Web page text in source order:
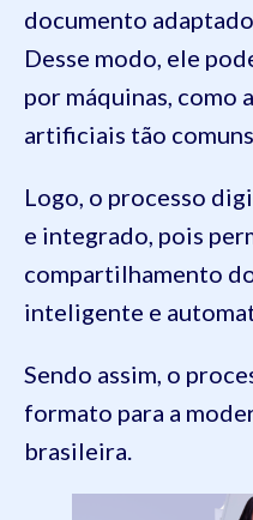
documento
Desse modo, ele
por máquinas, como
artificiais tão
Logo, o processo
e integrado, pois
compartilhamento
inteligente e
Sendo assim, o
formato para a
brasileira.